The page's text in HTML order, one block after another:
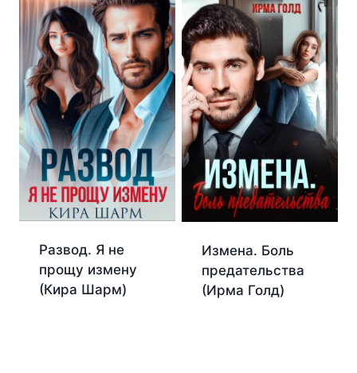
Развод. Я не
прощу измену
(Кира Шарм)
Измена. Боль
предательства
(Ирма Голд)